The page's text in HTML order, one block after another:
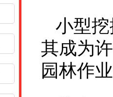
小型
其成为
园林作